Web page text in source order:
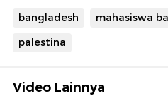
bangladesh mahasiswa
palestina
Video Lainnya